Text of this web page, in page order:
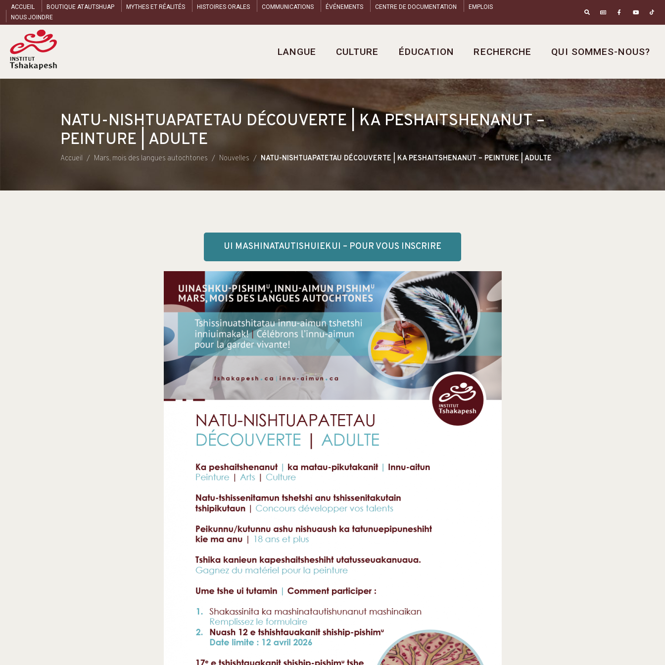
ACCUEIL BOUTIQUE ATAUTSHUAP MYTHES ET RÉALITÉS HISTOIRES ORALES COMMUNICATIONS ÉVÉNEMENTS CENTRE DE DOCUMENTATION
EMPLOIS
NOUS JOINDRE
LANGUE CULTURE ÉDUCATION RECHERCHE QUI SOMMES-NOUS?
NATU-NISHTUAPATETAU DÉCOUVERTE | KA PESHAITSHENANUT –
PEINTURE | ADULTE
Accueil Mars, mois des langues autochtones Nouvelles NATU-NISHTUAPATETAU DÉCOUVERTE | KA PESHAITSHENANUT – PEINTURE | ADULTE
UI MASHINATAUTISHUIEKUI – POUR VOUS INSCRIRE